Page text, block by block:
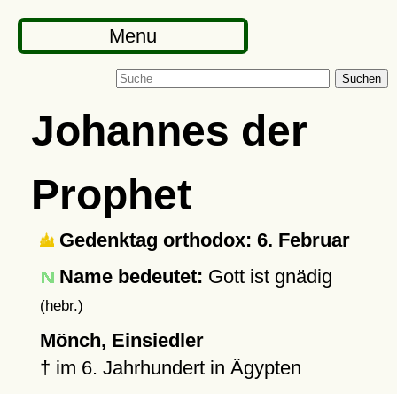
Menu
Suchen
Johannes der
Prophet
Gedenktag orthodox: 6. Februar
Name bedeutet: Gott ist gnädig
(hebr.)
Mönch, Einsiedler
† im 6. Jahrhundert in Ägypten